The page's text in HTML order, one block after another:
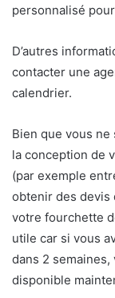
personnalisé
D’autres
contacter une
calendrier.
Bien que vous
la conception de
(par exemple
obtenir des devis
votre fourchette
utile car si vous
dans 2 semaines,
disponible